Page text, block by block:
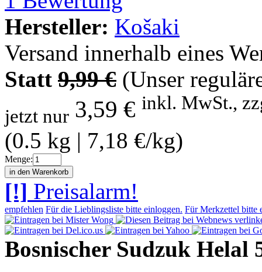
Hersteller: Košaki
Versand innerhalb eines
Statt 9,99 € (Unser
jetzt nur 3,59 € inkl. MwSt.,
(0.5 kg | 7,18 €/kg)
Menge:
[!] Preisalarm!
empfehlen Für die Lieblingsliste bitte einloggen. Für Merkzettel bitte
Bosnischer Sudzuk Helal